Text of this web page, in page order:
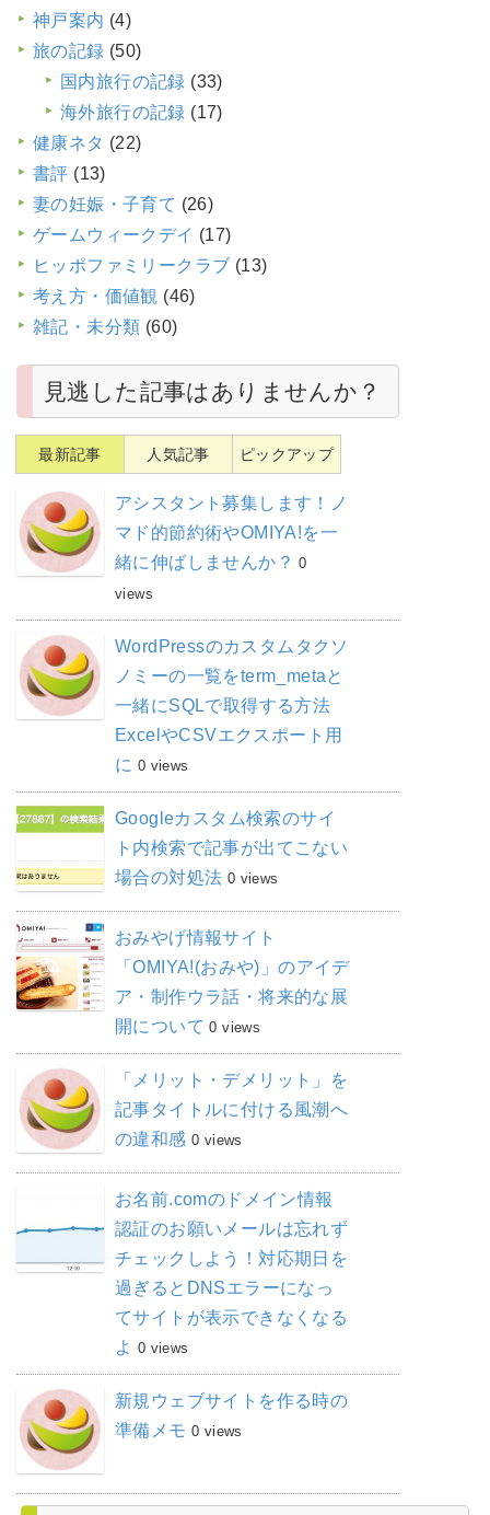
神戸案内 (4)
旅の記録 (50)
国内旅行の記録 (33)
海外旅行の記録 (17)
健康ネタ (22)
書評 (13)
妻の妊娠・子育て (26)
ゲームウィークデイ (17)
ヒッポファミリークラブ (13)
考え方・価値観 (46)
雑記・未分類 (60)
見逃した記事はありませんか？
最新記事 人気記事 ピックアップ
アシスタント募集します！ノ
マド的節約術やOMIYA!を一
緒に伸ばしませんか？ 0
views
WordPressのカスタムタクソ
ノミーの一覧をterm_metaと
一緒にSQLで取得する方法
ExcelやCSVエクスポート用
に 0 views
Googleカスタム検索のサイ
ト内検索で記事が出てこない
場合の対処法 0 views
おみやげ情報サイト
「OMIYA!(おみや)」のアイデ
ア・制作ウラ話・将来的な展
開について 0 views
「メリット・デメリット」を
記事タイトルに付ける風潮へ
の違和感 0 views
お名前.comのドメイン情報
認証のお願いメールは忘れず
チェックしよう！対応期日を
過ぎるとDNSエラーになっ
てサイトが表示できなくなる
よ 0 views
新規ウェブサイトを作る時の
準備メモ 0 views